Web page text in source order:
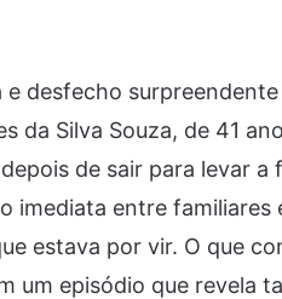
e desfecho
da Silva Souza, de 41
de sair para levar a
imediata entre familiares
estava por vir. O que
um episódio que revela